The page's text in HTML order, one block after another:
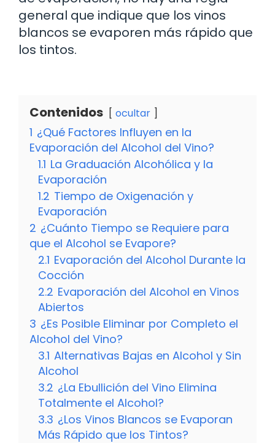
general que indique que los vinos
blancos se evaporen más rápido que
los tintos.
Contenidos ocultar
1 ¿Qué Factores Influyen en la
Evaporación del Alcohol del Vino?
1.1 La Graduación Alcohólica y la
Evaporación
1.2 Tiempo de Oxigenación y
Evaporación
2 ¿Cuánto Tiempo se Requiere para
que el Alcohol se Evapore?
2.1 Evaporación del Alcohol Durante la
Cocción
2.2 Evaporación del Alcohol en Vinos
Abiertos
3 ¿Es Posible Eliminar por Completo el
Alcohol del Vino?
3.1 Alternativas Bajas en Alcohol y Sin
Alcohol
3.2 ¿La Ebullición del Vino Elimina
Totalmente el Alcohol?
3.3 ¿Los Vinos Blancos se Evaporan
Más Rápido que los Tintos?